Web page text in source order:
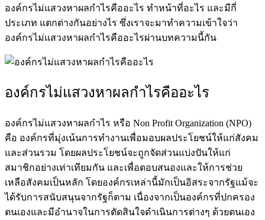
องค์กรไม่แสวงหาผลกำไรคืออะไร ทำหน้าที่อะไร และมีกี่
ประเภท แตกต่างกันอย่างไร ซึ่งเราจะมาทำความเข้าใจว่า
องค์กรไม่แสวงหาผลกำไรคืออะไรผ่านบทความนี้กัน
องค์กรไม่แสวงหาผลกำไรคืออะไร
องค์กรไม่แสวงหาผลกำไร หรือ Non Profit Organization (NPO)
คือ องค์กรที่มุ่งเน้นการทำงานเพื่อมอบผลประโยชน์ให้แก่สังคม
และส่วนรวม โดยผลประโยชน์จะถูกจัดส่วนแบ่งปันให้แก่
สมาชิกอย่างเท่าเทียมกัน และเพื่อตอบสนองและให้การช่วย
เหลือสังคมเป็นหลัก โดยองค์กรเหล่านี้มักเป็นอิสระจากรัฐแม้จะ
ได้รับการสนับสนุนจากรัฐก็ตาม เนื่องจากเป็นองค์กรที่ปกครอง
ตนเองและมีอำนาจในการตัดสินใจดำเนินการต่างๆ ด้วยตนเอง